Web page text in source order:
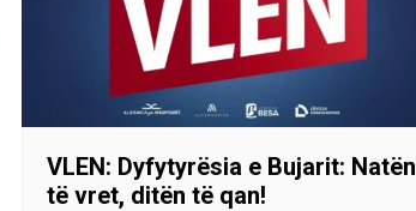
VLEN: Dyfytyrësia e Bujarit: Natën
të vret, ditën të qan!